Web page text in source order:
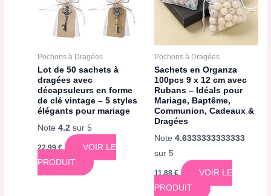
Pochons à Dragées
Lot de 50 sachets à
dragées avec
décapsuleurs en forme
de clé vintage – 5 styles
élégants pour mariage
Note4.2 sur 5
22,99€
VOIR LE
PRODUIT
Pochons à Dragées
Sachets en Organza
100pcs 9 x 12 cm avec
Rubans – Idéals pour
Mariage, Baptême,
Communion, Cadeaux &
Dragées
Note 4.6333333333333
sur 5
11,88 €
VOIR LE
PRODUIT